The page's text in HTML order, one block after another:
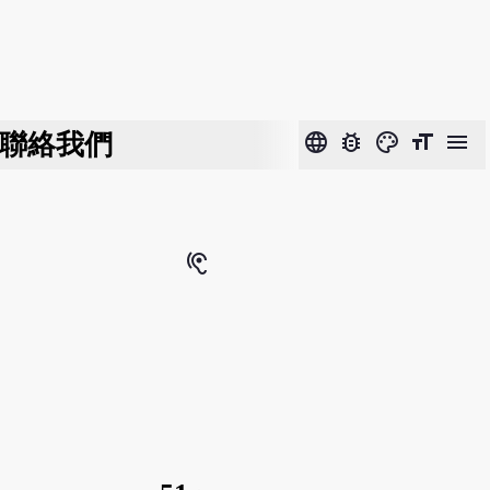
聯絡我們 language bug_report color_lens format_size menu
hearing